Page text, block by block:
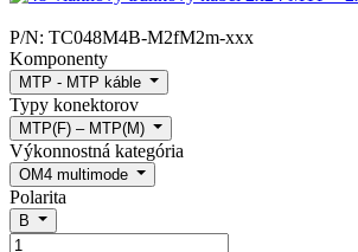
P/N: TC048M4B-M2fM2m-xxx
Komponenty
MTP - MTP káble
Typy konektorov
MTP(F) – MTP(M)
Výkonnostná kategória
OM4 multimode
Polarita
B